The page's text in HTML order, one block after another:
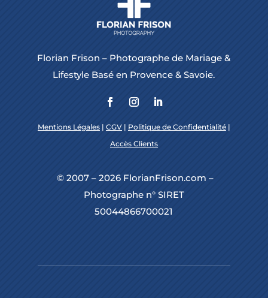
Florian Frison – Photographe de Mariage &
Lifestyle Basé en Provence & Savoie.
Mentions Légales| CGV| Politique de Confidentialité|
Accès Clients
© 2007 – 2026 FlorianFrison.com –
Photographe n° SIRET
50044866700021